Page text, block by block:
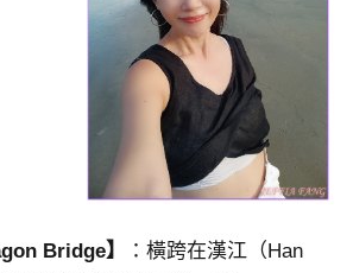
Bridge】
：橫跨在漢江（Han